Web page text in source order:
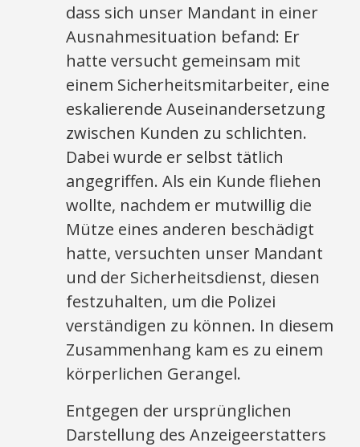
dass sich unser Mandant in einer
Ausnahmesituation befand: Er
hatte versucht gemeinsam mit
einem Sicherheitsmitarbeiter, eine
eskalierende Auseinandersetzung
zwischen Kunden zu schlichten.
Dabei wurde er selbst tätlich
angegriffen. Als ein Kunde fliehen
wollte, nachdem er mutwillig die
Mütze eines anderen beschädigt
hatte, versuchten unser Mandant
und der Sicherheitsdienst, diesen
festzuhalten, um die Polizei
verständigen zu können. In diesem
Zusammenhang kam es zu einem
körperlichen Gerangel.
Entgegen der ursprünglichen
Darstellung des Anzeigeerstatters